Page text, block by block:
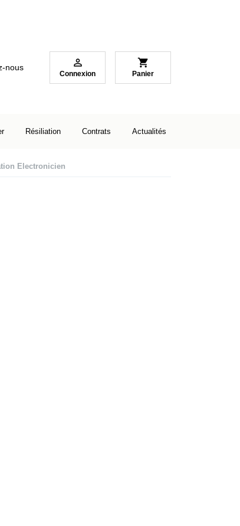
nous 
Connexion
shopping_cart
Panier
Résiliation Contrats Actualités
Electronicien